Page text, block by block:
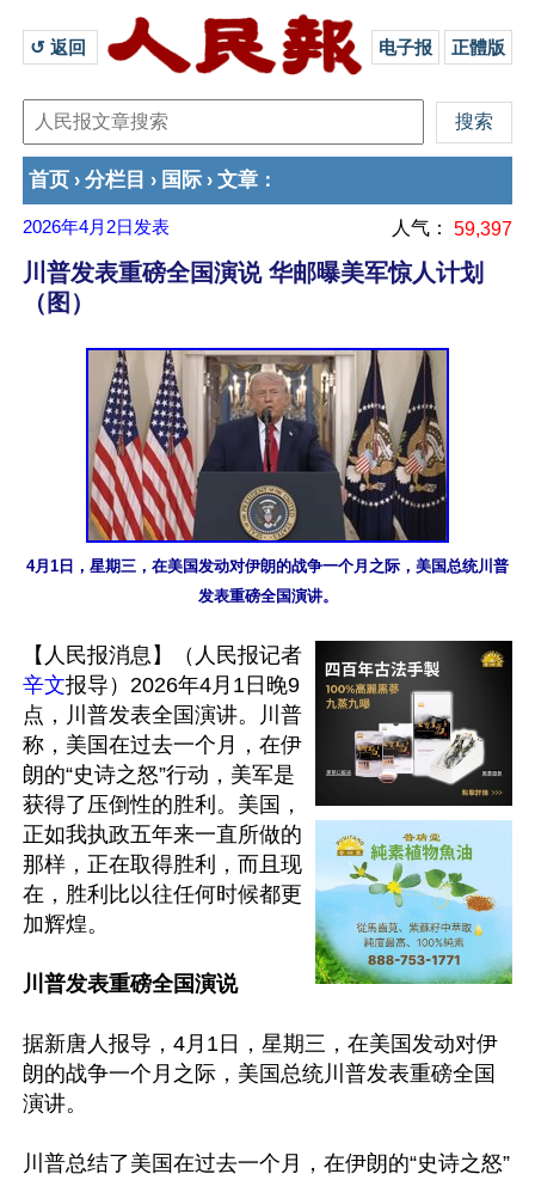
↺ 返回 电子报 正體版
首页 › 分栏目 › 国际 › 文章 ：
2026年4月2日 发表 人气： 59,397
川普发表重磅全国演说 华邮曝美军惊人计划
（图）
4月1日，星期三，在美国发动对伊朗的战争一个月之际，美国总统川普
发表重磅全国演讲。
【人民报消息】（人民报记者
辛文报导）2026年4月1日晚9
点，川普发表全国演讲。川普
称，美国在过去一个月，在伊
朗的“史诗之怒”行动，美军是
获得了压倒性的胜利。美国，
正如我执政五年来一直所做的
那样，正在取得胜利，而且现
在，胜利比以往任何时候都更
加辉煌。
川普发表重磅全国演说
据新唐人报导，4月1日，星期三，在美国发动对伊
朗的战争一个月之际，美国总统川普发表重磅全国
演讲。
川普总结了美国在过去一个月，在伊朗的“史诗之怒”